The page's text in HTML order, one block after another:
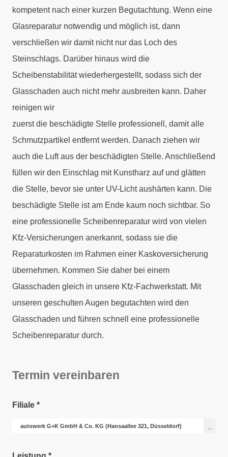
kompetent nach einer kurzen Begutachtung. Wenn eine
Glasreparatur notwendig und möglich ist, dann
verschließen wir damit nicht nur das Loch des
Steinschlags. Darüber hinaus wird die
Scheibenstabilität wiederhergestellt, sodass sich der
Glasschaden auch nicht mehr ausbreiten kann. Daher
reinigen wir
zuerst die beschädigte Stelle professionell, damit alle
Schmutzpartikel entfernt werden. Danach ziehen wir
auch die Luft aus der beschädigten Stelle. Anschließend
füllen wir den Einschlag mit Kunstharz auf und glätten
die Stelle, bevor sie unter UV-Licht aushärten kann. Die
beschädigte Stelle ist am Ende kaum noch sichtbar. So
eine professionelle Scheibenreparatur wird von vielen
Kfz-Versicherungen anerkannt, sodass sie die
Reparaturkosten im Rahmen einer Kaskoversicherung
übernehmen. Kommen Sie daher bei einem
Glasschaden gleich in unsere Kfz-Fachwerkstatt. Mit
unseren geschulten Augen begutachten wird den
Glasschaden und führen schnell eine professionelle
Scheibenreparatur durch.
Termin vereinbaren
Filiale *